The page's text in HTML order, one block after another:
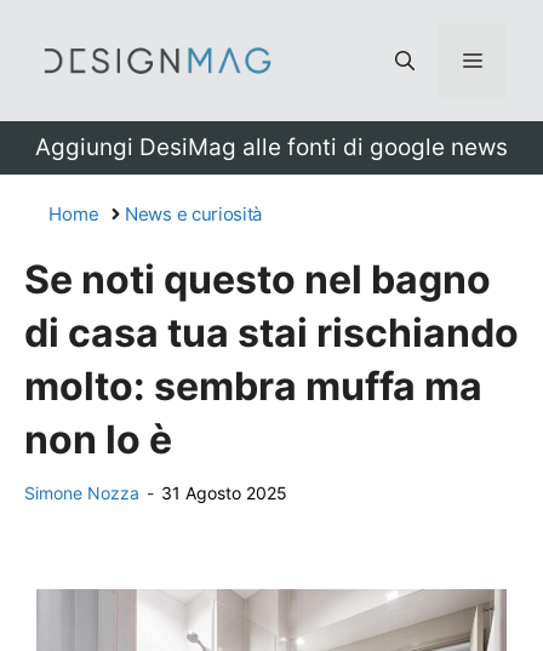
Menu
Aggiungi DesiMag alle fonti di google news
Home News e curiosità
Se noti questo nel bagno
di casa tua stai rischiando
molto: sembra muffa ma
non lo è
Simone Nozza - 31 Agosto 2025